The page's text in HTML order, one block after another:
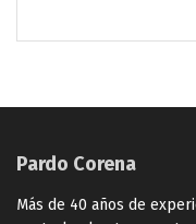
Pardo Corena
Más de 40 años de